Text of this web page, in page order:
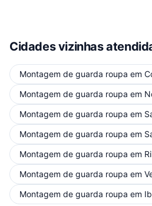
Cidades vizinhas
Montagem de guarda roupa em
Montagem de guarda roupa em
Montagem de guarda roupa em
Montagem de guarda roupa em
Montagem de guarda roupa em
Montagem de guarda roupa em
Montagem de guarda roupa em